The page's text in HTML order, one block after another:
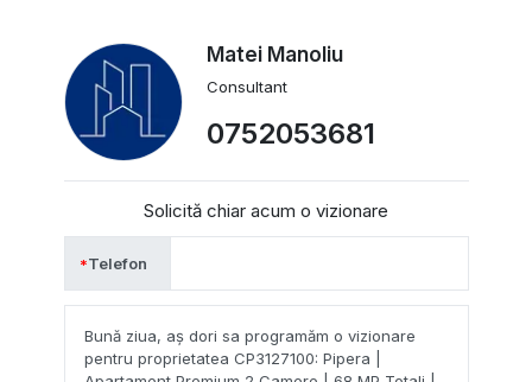
Matei Manoliu
Consultant
0752053681
Solicită chiar acum o vizionare
Telefon